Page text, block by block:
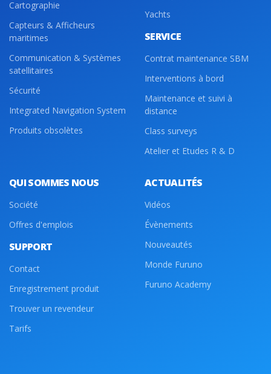
Cartographie
Capteurs & Afficheurs
maritimes
Communication & Systèmes
satellitaires
Sécurité
Integrated Navigation System
Produits obsolètes
Yachts
SERVICE
Contrat maintenance SBM
Interventions à bord
Maintenance et suivi à
distance
Class surveys
Atelier et Etudes R & D
QUI SOMMES NOUS
Société
Offres d'emplois
SUPPORT
Contact
Enregistrement produit
Trouver un revendeur
Tarifs
ACTUALITÉS
Vidéos
Évènements
Nouveautés
Monde Furuno
Furuno Academy